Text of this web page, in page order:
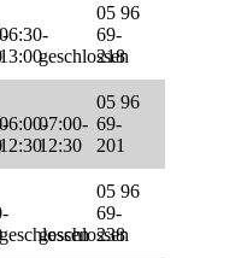
geschlossen
05 96
69-
218
07:00-
12:30
05 96
69-
201
geschlossen
05 96
69-
238